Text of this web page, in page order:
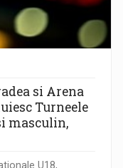
si Arena
Turneele
masculin,
U18,